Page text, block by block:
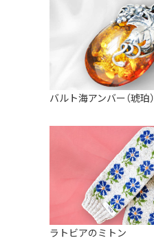
カードスタンド
マグネット
すべて見る
バルト海アンバー（琥珀）
ラトビアのミトン